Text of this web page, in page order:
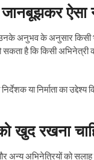
जानबूझकर
अनुभव के अनुसार किसी
सकता है कि किसी
या निर्माता का
खुद रखना
अन्य अभिनेत्रियों को सलाह